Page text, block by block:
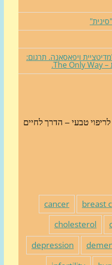
ויפאסאנה. תרגום:
– הדרך לחיים
cancer
depression